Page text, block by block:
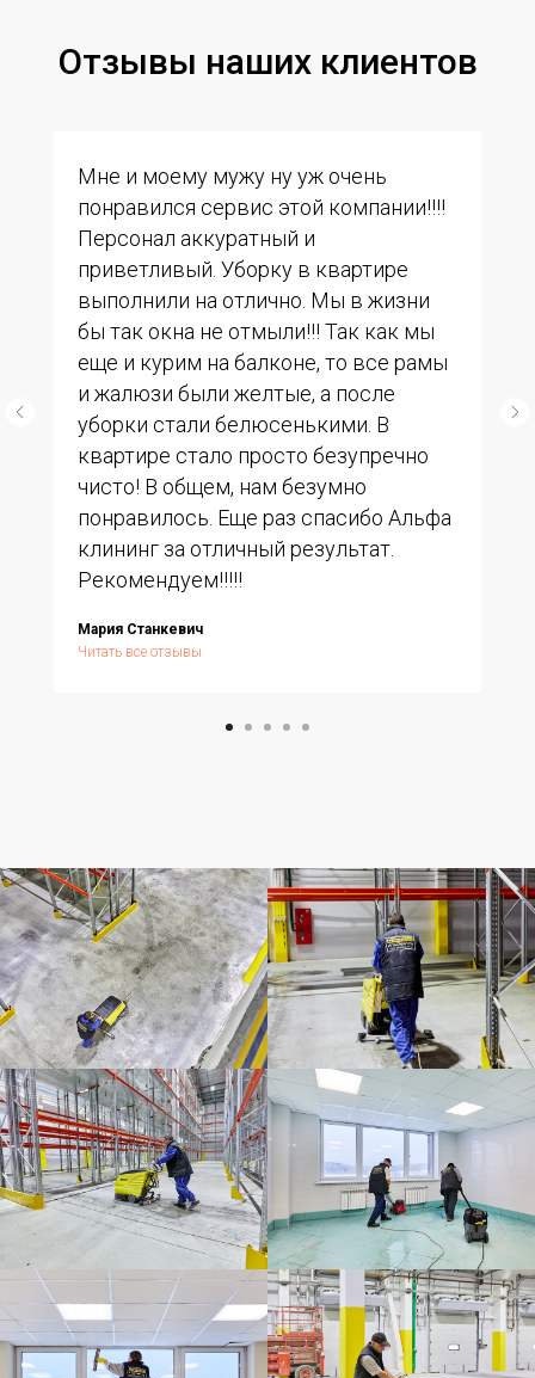
Отзывы наших клиентов
Мне и моему мужу ну уж очень
понравился сервис этой компании!!!!
Персонал аккуратный и
приветливый. Уборку в квартире
выполнили на отлично. Мы в жизни
бы так окна не отмыли!!! Так как мы
еще и курим на балконе, то все рамы
и жалюзи были желтые, а после
уборки стали белюсенькими. В
квартире стало просто безупречно
чисто! В общем, нам безумно
понравилось. Еще раз спасибо Альфа
клининг за отличный результат.
Рекомендуем!!!!!
Мария Станкевич
Читать все отзывы